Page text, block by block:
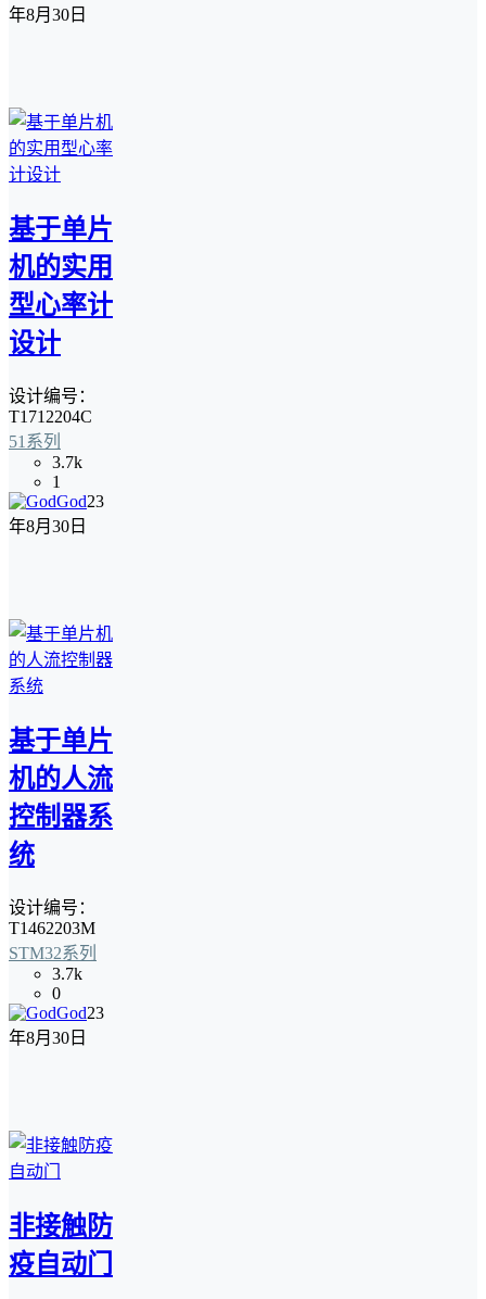
年8月30日
基于单片
机的实用
型心率计
设计
设计编号：
T1712204C
51系列
3.7k
1
God23
年8月30日
基于单片
机的人流
控制器系
统
设计编号：
T1462203M
STM32系列
3.7k
0
God23
年8月30日
非接触防
疫自动门